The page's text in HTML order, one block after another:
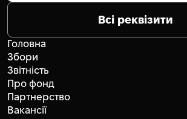
Всі реквізити
Головна
Збори
Звітність
Про фонд
Партнерство
Вакансії